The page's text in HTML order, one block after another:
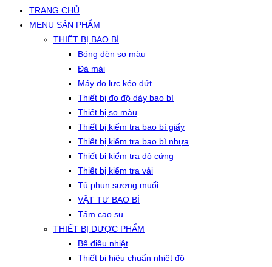
TRANG CHỦ
MENU SẢN PHẨM
THIẾT BỊ BAO BÌ
Bóng đèn so màu
Đá mài
Máy đo lực kéo đứt
Thiết bị đo độ dày bao bì
Thiết bị so màu
Thiết bị kiểm tra bao bì giấy
Thiết bị kiểm tra bao bì nhựa
Thiết bị kiểm tra độ cứng
Thiết bị kiểm tra vải
Tủ phun sương muối
VẬT TƯ BAO BÌ
Tấm cao su
THIẾT BỊ DƯỢC PHẨM
Bể điều nhiệt
Thiết bị hiệu chuẩn nhiệt độ